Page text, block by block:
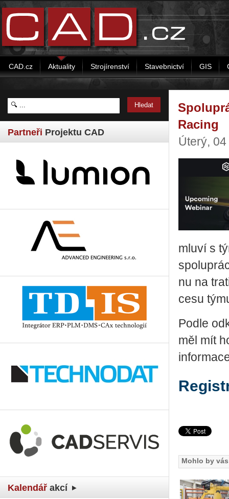
CAD.cz Aktuality Strojírenství Stavebnictví GIS
Partneři Projektu CAD
Kalendář akcí
Racing
Úterý,
mlu­ví s
nu na
ce­su
Podle
měl mít
Mohlo by